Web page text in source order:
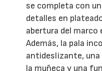
se completa con
detalles en
abertura del marco
Además, la pala
antideslizante, una
la muñeca y una